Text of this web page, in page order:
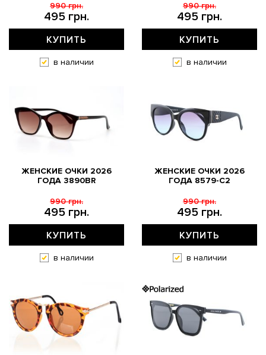
495 грн.
990 грн.
КУПИТЬ
в наличии
495 грн.
990 грн.
КУПИТЬ
в наличии
ЖЕНСКИЕ ОЧКИ 2026
ГОДА 3890BR
495 грн.
990 грн.
КУПИТЬ
в наличии
ЖЕНСКИЕ ОЧКИ 2026
ГОДА 8579-С2
495 грн.
990 грн.
КУПИТЬ
в наличии